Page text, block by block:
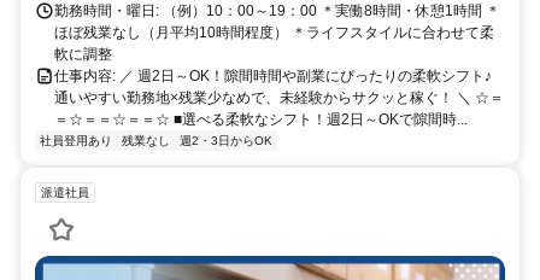
勤務時間・曜日: （例）10：00～19：00 ＊実働8時間・休憩1時間 ＊
ほぼ残業なし（月平均10時間程度） ＊ライフスタイルに合わせて柔
軟に調整
仕事内容: ／ 週2日～OK！隙間時間や副業にぴったりの柔軟シフト♪
通いやすい勤務地×残業少なめで、未経験からサクッと稼ぐ！ ＼ ☆＝
＝☆＝＝☆＝＝☆ ■選べる柔軟なシフト！週2日～OKで隙間時...
社員登用あり 残業なし 週2・3日からOK
派遣社員